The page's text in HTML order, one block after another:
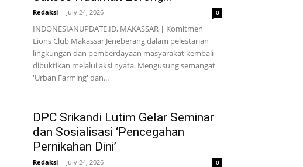
Redaksi - July 24, 2026 0
INDONESIANUPDATE.ID, MAKASSAR | Komitmen
Lions Club Makassar Jeneberang dalam pelestarian
lingkungan dan pemberdayaan masyarakat kembali
dibuktikan melalui aksi nyata. Mengusung semangat
'Urban Farming' dan...
DPC Srikandi Lutim Gelar Seminar
dan Sosialisasi ‘Pencegahan
Pernikahan Dini’
Redaksi - July 24, 2026 0